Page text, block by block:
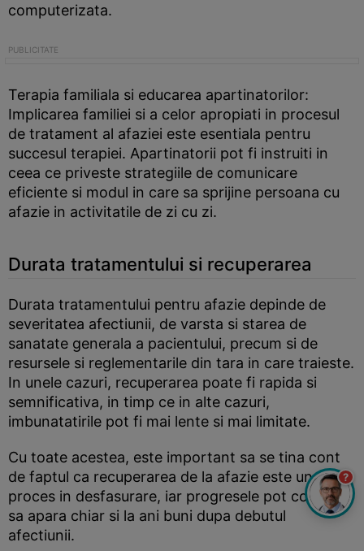
computerizata.
Terapia familiala si educarea apartinatorilor:
Implicarea familiei si a celor apropiati in procesul
de tratament al afaziei este esentiala pentru
succesul terapiei. Apartinatorii pot fi instruiti in
ceea ce priveste strategiile de comunicare
eficiente si modul in care sa sprijine persoana cu
afazie in activitatile de zi cu zi.
Durata tratamentului si recuperarea
Durata tratamentului pentru afazie depinde de
severitatea afectiunii, de varsta si starea de
sanatate generala a pacientului, precum si de
resursele si reglementarile din tara in care traieste.
In unele cazuri, recuperarea poate fi rapida si
semnificativa, in timp ce in alte cazuri,
imbunatatirile pot fi mai lente si mai limitate.
Cu toate acestea, este important sa se tina cont
de faptul ca recuperarea de la afazie este un
proces in desfasurare, iar progresele pot continua
sa apara chiar si la ani buni dupa debutul
afectiunii.
?